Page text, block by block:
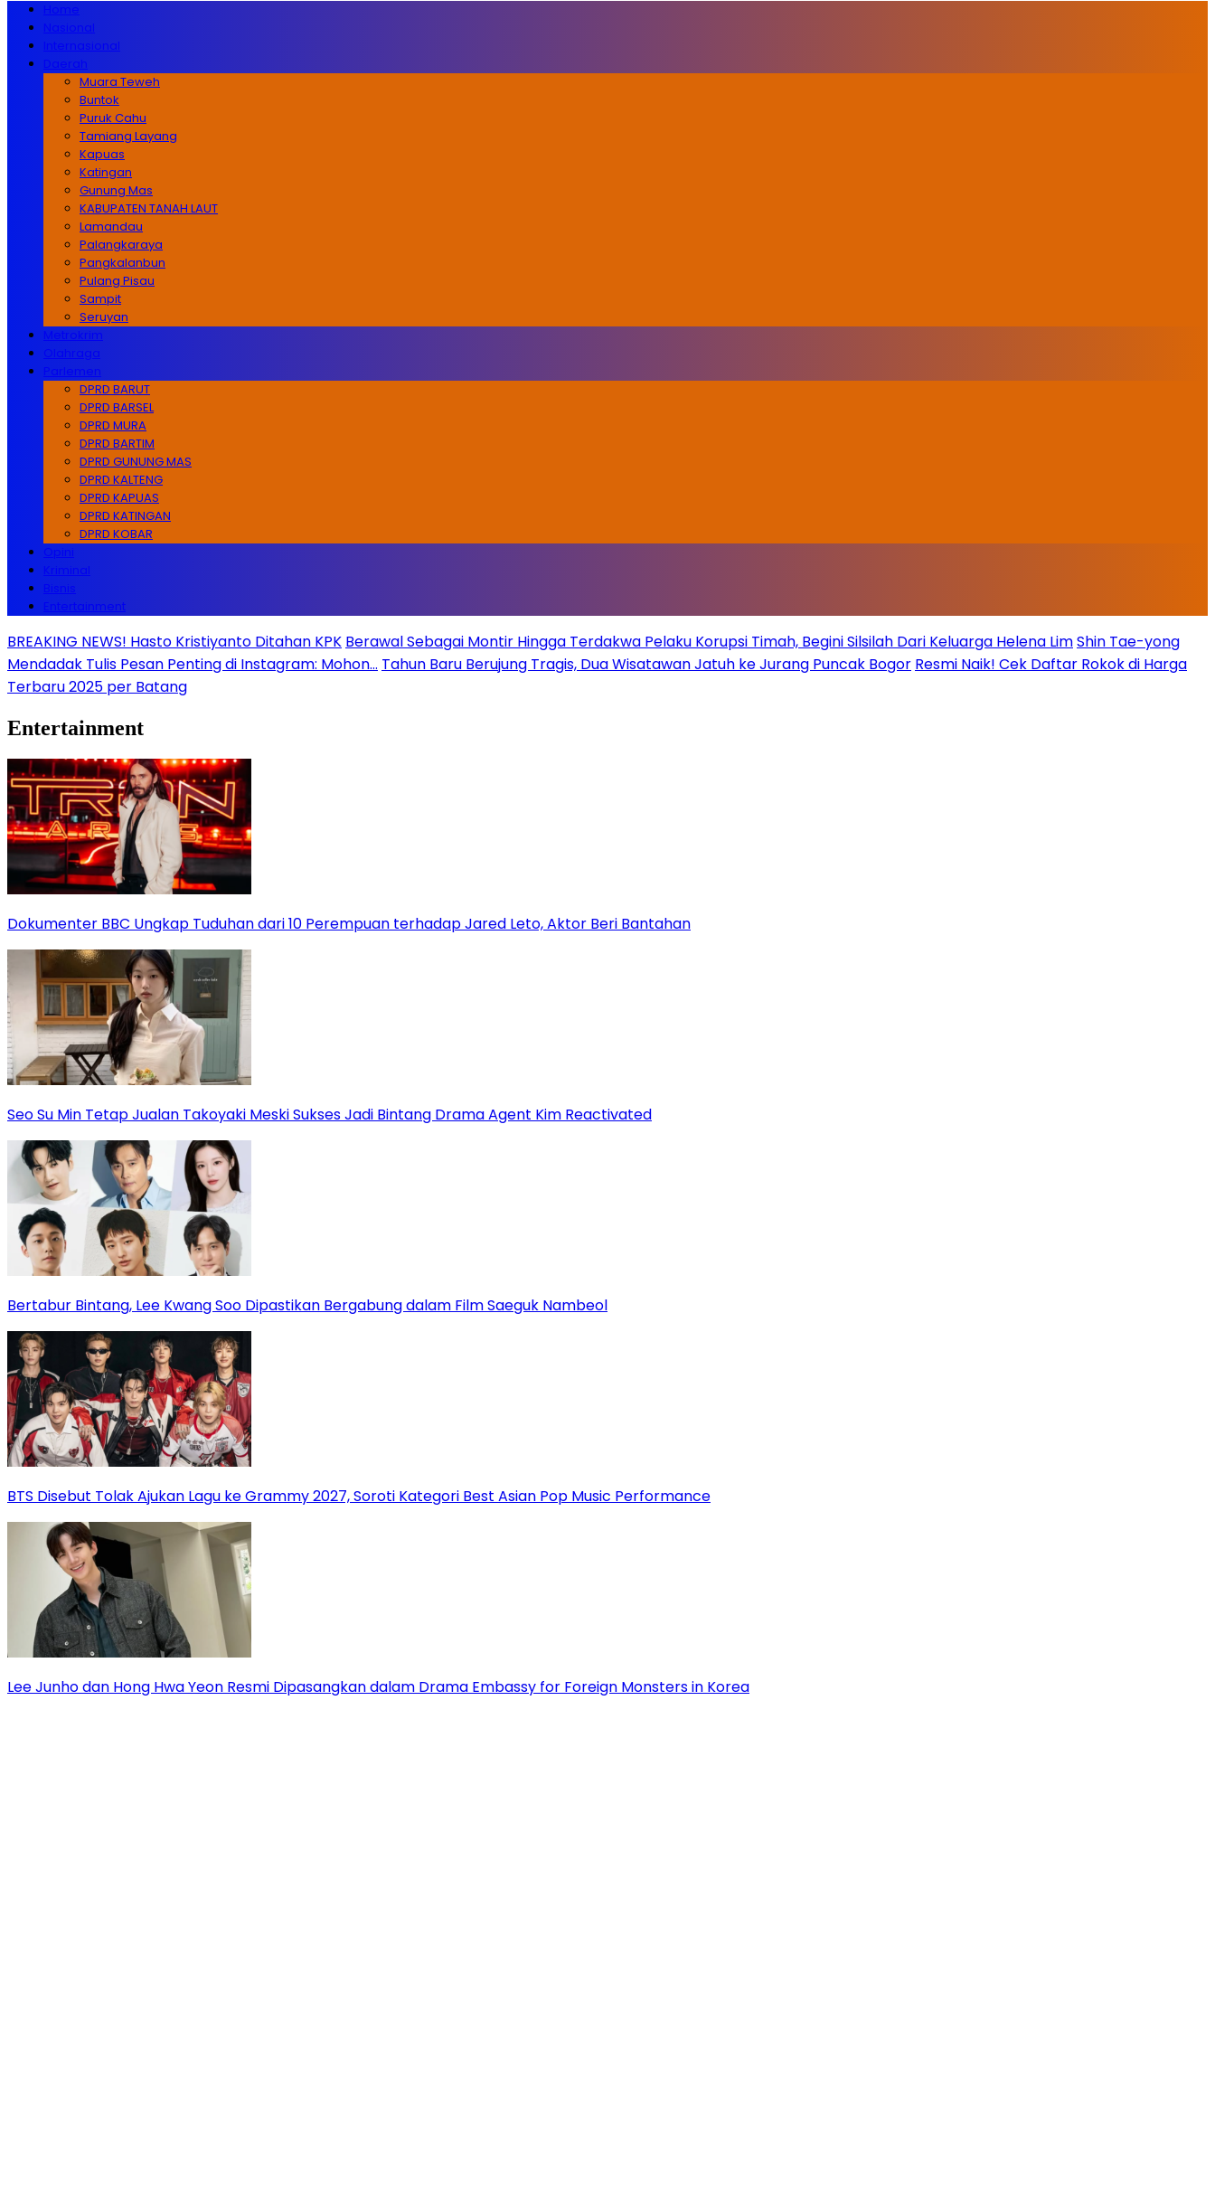
Home
Nasional
Internasional
Daerah
Muara Teweh
Buntok
Puruk Cahu
Tamiang Layang
Kapuas
Katingan
Gunung Mas
KABUPATEN TANAH LAUT
Lamandau
Palangkaraya
Pangkalanbun
Pulang Pisau
Sampit
Seruyan
Metrokrim
Olahraga
Parlemen
DPRD BARUT
DPRD BARSEL
DPRD MURA
DPRD BARTIM
DPRD GUNUNG MAS
DPRD KALTENG
DPRD KAPUAS
DPRD KATINGAN
DPRD KOBAR
Opini
Kriminal
Bisnis
Entertainment
BREAKING NEWS! Hasto Kristiyanto Ditahan KPK Berawal Sebagai Montir Hingga Terdakwa Pelaku Korupsi Timah, Begini Silsilah Dari Keluarga Helena LimShin Tae-yong
Mendadak Tulis Pesan Penting di Instagram: Mohon… Tahun Baru Berujung Tragis, Dua Wisatawan Jatuh ke Jurang Puncak Bogor Resmi Naik! Cek Daftar Rokok di Harga
Terbaru 2025 per Batang
Entertainment
Dokumenter BBC Ungkap Tuduhan dari 10 Perempuan terhadap Jared Leto, Aktor Beri Bantahan
Seo Su Min Tetap Jualan Takoyaki Meski Sukses Jadi Bintang Drama Agent Kim Reactivated
Bertabur Bintang, Lee Kwang Soo Dipastikan Bergabung dalam Film Saeguk Nambeol
BTS Disebut Tolak Ajukan Lagu ke Grammy 2027, Soroti Kategori Best Asian Pop Music Performance
Lee Junho dan Hong Hwa Yeon Resmi Dipasangkan dalam Drama Embassy for Foreign Monsters in Korea